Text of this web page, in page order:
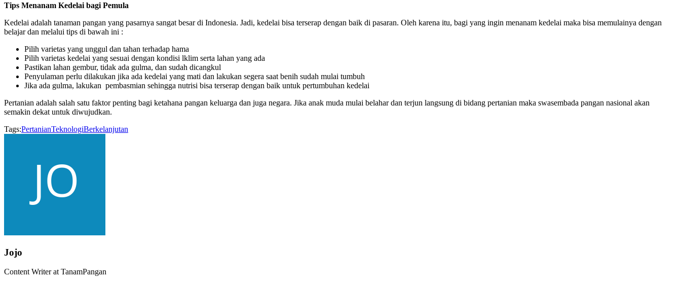
Tips Menanam Kedelai bagi Pemula
Kedelai adalah tanaman pangan yang pasarnya sangat besar di Indonesia. Jadi, kedelai bisa terserap dengan baik di pasaran. Oleh karena itu, bagi yang ingin menanam kedelai maka bisa memulainya dengan
belajar dan melalui tips di bawah ini :
Pilih varietas yang unggul dan tahan terhadap hama
Pilih varietas kedelai yang sesuai dengan kondisi lklim serta lahan yang ada
Pastikan lahan gembur, tidak ada gulma, dan sudah dicangkul
Penyulaman perlu dilakukan jika ada kedelai yang mati dan lakukan segera saat benih sudah mulai tumbuh
Jika ada gulma, lakukan pembasmian sehingga nutrisi bisa terserap dengan baik untuk pertumbuhan kedelai
Pertanian adalah salah satu faktor penting bagi ketahana pangan keluarga dan juga negara. Jika anak muda mulai belahar dan terjun langsung di bidang pertanian maka swasembada pangan nasional akan
semakin dekat untuk diwujudkan.
Tags:PertanianTeknologiBerkelanjutan
Jojo
Content Writer at TanamPangan